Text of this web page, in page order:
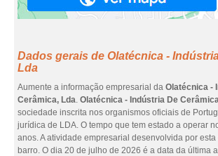
Dados gerais de Olatécnica -
Lda
Aumente a informação empresarial da Olatécnica -
Cerâmica, Lda. Olatécnica - Indústria De
sociedade inscrita nos organismos oficiais de
jurídica de LDA. O tempo que tem estado a operar
anos. A atividade empresarial desenvolvida por
barro. O dia 20 de julho de 2026 é a data da última